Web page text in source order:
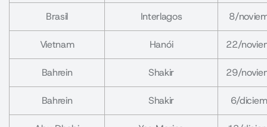
Brasil Interlagos 8/
Vietnam Hanói 22/
Bahrein Shakir 29/
Bahrein Shakir 6/